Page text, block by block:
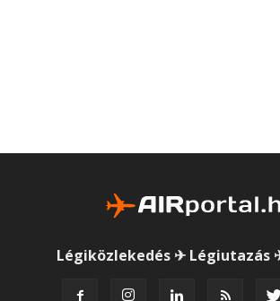
Légiközlekedés ✈ Légiutazás